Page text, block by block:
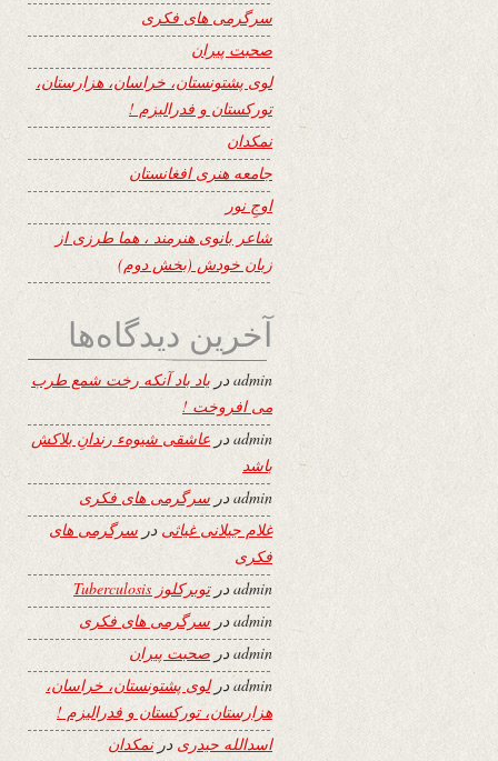
سرگرمی های فکری
صحبت پیران
لوی پشتونستان، خراسان، هزارستان،
تورکستان و فدرالیزم !
نمکدان
جامعه هنری افغانستان
اوجِ نور
شاعر بانوی هنرمند ، هما طرزی از
زبان خودش (بخش دوم)
آخرین دیدگاه‌ها
adminدر یاد باد آنکه رخت شمع طرب
می افروخت !
admin در عاشقی شیوهء رندانِ بلاکش
باشد
adminدر سرگرمی های فکری
غلام جیلانی غیاثی در سرگرمی های
فکری
adminدرتوبرکلوز Tuberculosis
admin در سرگرمی های فکری
adminدر صحبت پیران
adminدرلوی پشتونستان، خراسان،
هزارستان، تورکستان و فدرالیزم !
اسدالله حیدری درنمکدان